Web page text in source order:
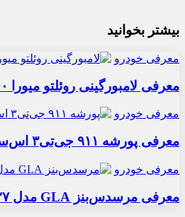
بیشتر بخوانید
معرفی خودرو
معرفی لامبورگینی روئلتو میورا ۶۰ هومج ۲۰۲۶: پرچم‌دار هیبریدی
معرفی خودرو
معرفی پورشه ۹۱۱ جی‌تی۳ اس‌سی ۲۰۲۷: با سقف کاملاً برقی
معرفی خودرو
معرفی مرسدس‌بنز GLA مدل ۲۰۲۷: تحول دیجیتال